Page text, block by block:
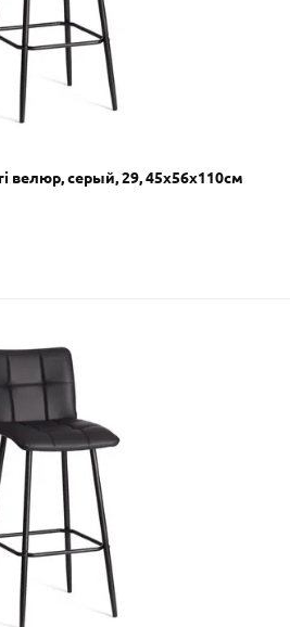
велюр, серый, 29, 45х56х110см